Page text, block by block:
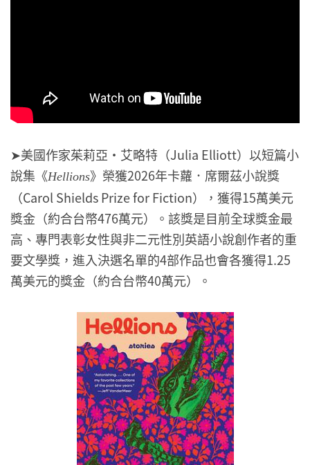
➤美國作家茱莉亞・艾略特（Julia Elliott）以短篇小
說集《Hellions》榮獲2026年卡蘿．席爾茲小說獎
（Carol Shields Prize for Fiction），獲得15萬美元
獎金（約合台幣476萬元）。該獎是目前全球獎金最
高、專門表彰女性與非二元性別英語小說創作者的重
要文學獎，進入決選名單的4部作品也會各獲得1.25
萬美元的獎金（約合台幣40萬元）。